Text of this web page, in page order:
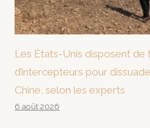
Les États-Unis disposent de
d’intercepteurs pour
Chine, selon les experts
6 août 2026